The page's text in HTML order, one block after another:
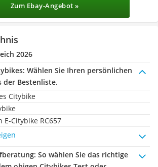
Zum Ebay-Angebot »
2026
Wählen Sie Ihren persönlichen
der Bestenliste.
Citybike
E-Citybike RC657
: So wählen Sie das richtige